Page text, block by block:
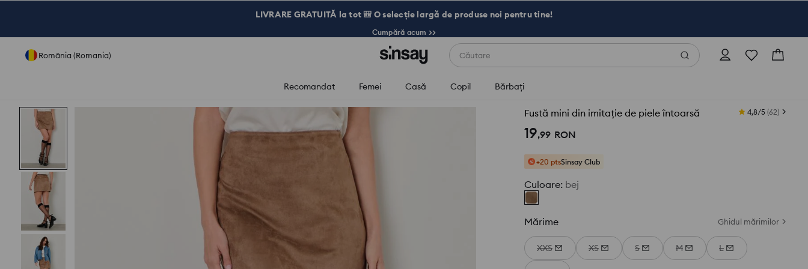
LIVRARE GRATUITĂ la tot 🎒 O selecție largă de produse noi pentru tine!
Cumpără acum >>
România (Romania) Căutare
Recomandat Femei Casă Copil Bărbaţi
Fustă mini din imitație de piele întoarsă 4,8/5 (62)
19,99 RON
+20 ptsSinsay Club
Culoare: bej
Mărime Ghidul mărimilor
XXS XS S M L